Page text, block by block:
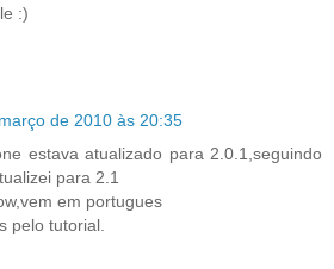
:)
de 2010 às 20:35
estava atualizado para 2.0.1,seguindo
para 2.1
em portugues
pelo tutorial.